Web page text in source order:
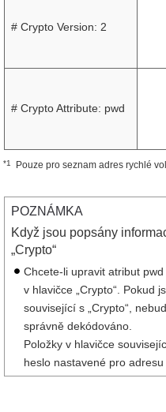
# Crypto Version: 2
# Crypto Attribute: pwd
*1 Pouze pro seznam adres rychlé
POZNÁMKA
Když jsou popsány
„Crypto“
Chcete-li upravit atribut
v hlavičce „Crypto“. Pokud
související s „Crypto“,
správně dekódováno.
Položky v hlavičce
heslo nastavené pro adresu